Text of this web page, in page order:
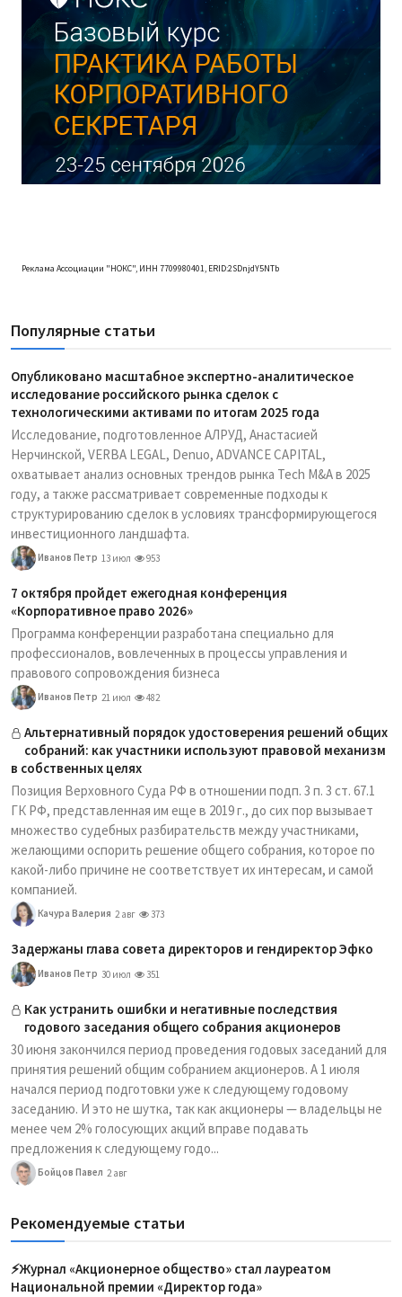
Реклама Ассоциации "НОКС", ИНН 7709980401, ERID:2SDnjdY5NTb
Популярные статьи
Опубликовано масштабное экспертно-аналитическое
исследование российского рынка сделок с
технологическими активами по итогам 2025 года
Исследование, подготовленное АЛРУД, Анастасией
Нерчинской, VERBA LEGAL, Denuo, ADVANCE CAPITAL,
охватывает анализ основных трендов рынка Tech M&A в 2025
году, а также рассматривает современные подходы к
структурированию сделок в условиях трансформирующегося
инвестиционного ландшафта.
Иванов Петр 13 июл 953
7 октября пройдет ежегодная конференция
«Корпоративное право 2026»
Программа конференции разработана специально для
профессионалов, вовлеченных в процессы управления и
правового сопровождения бизнеса
Иванов Петр 21 июл 482
Альтернативный порядок удостоверения решений общих
собраний: как участники используют правовой механизм
в собственных целях
Позиция Верховного Суда РФ в отношении подп. 3 п. 3 ст. 67.1
ГК РФ, представленная им еще в 2019 г., до сих пор вызывает
множество судебных разбирательств между участниками,
желающими оспорить решение общего собрания, которое по
какой-либо причине не соответствует их интересам, и самой
компанией.
Качура Валерия 2 авг 373
Задержаны глава совета директоров и гендиректор Эфко
Иванов Петр 30 июл 351
Как устранить ошибки и негативные последствия
годового заседания общего собрания акционеров
30 июня закончился период проведения годовых заседаний для
принятия решений общим собранием акционеров. А 1 июля
начался период подготовки уже к следующему годовому
заседанию. И это не шутка, так как акционеры — владельцы не
менее чем 2% голосующих акций вправе подавать
предложения к следующему годо...
Бойцов Павел 2 авг
Рекомендуемые статьи
⚡️Журнал «Акционерное общество» стал лауреатом
Национальной премии «Директор года»